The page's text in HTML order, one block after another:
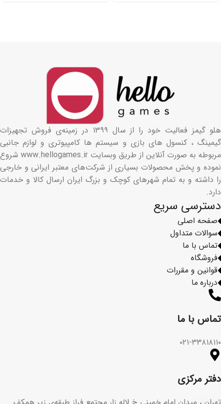
تماس با ما​
۰۲۱-۳۳۸۱۸۱۱۰
دفتر مرکزی
فروشگاه
قوانین و مقررات
درباره ما
دسترسی سریع
صفحه اصلی
سوالات متداول
تماس با ما
هلو گیمز فعالیت خود را از سال ۱۳۹۹ در زمینه‌ی فروش تجهیزات
گیمینگ ، کنسول های بازی و سیستم ها کامپیوتری و لوازم جانبی
مربوطه به صورت آنلاین از طریق وبسایت www.hellogames.ir شروع
نموده و پخش محصولات بسیاری از شرکت‌های معتبر ایرانی و خارجی
را داشته و به تمام شهرهای کوچک و بزرگ ایران ارسال کالا و خدمات
دارد.